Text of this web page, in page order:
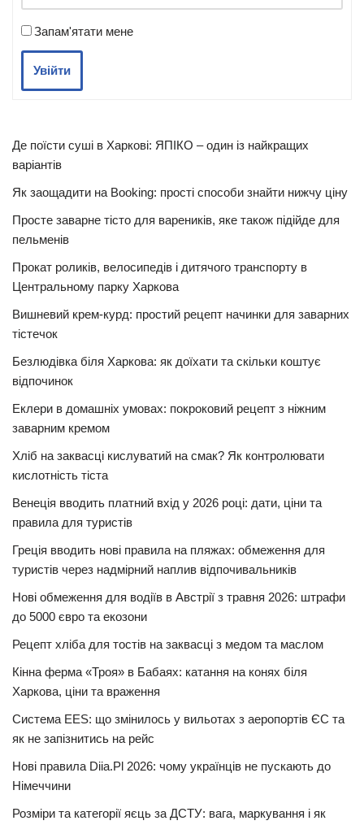
Запам'ятати мене
Увійти
Де поїсти суші в Харкові: ЯПІКО – один із найкращих
варіантів
Як заощадити на Booking: прості способи знайти нижчу ціну
Просте заварне тісто для вареників, яке також підійде для
пельменів
Прокат роликів, велосипедів і дитячого транспорту в
Центральному парку Харкова
Вишневий крем-курд: простий рецепт начинки для заварних
тістечок
Безлюдівка біля Харкова: як доїхати та скільки коштує
відпочинок
Еклери в домашніх умовах: покроковий рецепт з ніжним
заварним кремом
Хліб на заквасці кислуватий на смак? Як контролювати
кислотність тіста
Венеція вводить платний вхід у 2026 році: дати, ціни та
правила для туристів
Греція вводить нові правила на пляжах: обмеження для
туристів через надмірний наплив відпочивальників
Нові обмеження для водіїв в Австрії з травня 2026: штрафи
до 5000 євро та екозони
Рецепт хліба для тостів на заквасці з медом та маслом
Кінна ферма «Троя» в Бабаях: катання на конях біля
Харкова, ціни та враження
Система EES: що змінилось у вильотах з аеропортів ЄС та
як не запізнитись на рейс
Нові правила Diia.Pl 2026: чому українців не пускають до
Німеччини
Розміри та категорії яєць за ДСТУ: вага, маркування і як